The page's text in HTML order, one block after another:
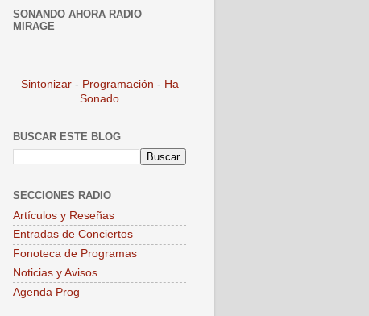
SONANDO AHORA RADIO
MIRAGE
Sintonizar - Programación - Ha
Sonado
BUSCAR ESTE BLOG
SECCIONES RADIO
Artículos y Reseñas
Entradas de Conciertos
Fonoteca de Programas
Noticias y Avisos
Agenda Prog